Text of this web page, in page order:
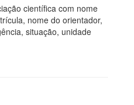
científica com nome
nome do orientador,
situação, unidade